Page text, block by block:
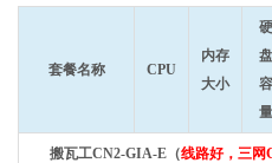
套餐名称 CPU
内存
大小
硬
盘
容
量
搬瓦工CN2-GIA-E（线路好，三网